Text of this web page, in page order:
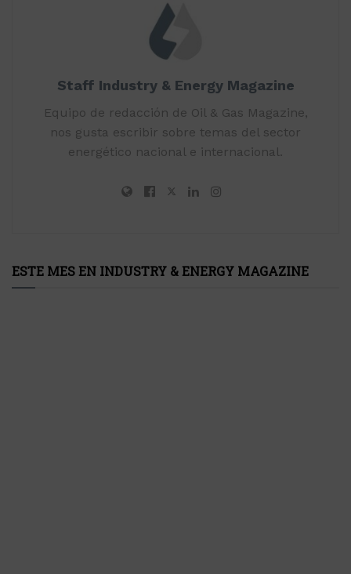
Staff Industry & Energy Magazine
Equipo de redacción de Oil & Gas Magazine,
nos gusta escribir sobre temas del sector
energético nacional e internacional.
ESTE MES EN INDUSTRY & ENERGY MAGAZINE